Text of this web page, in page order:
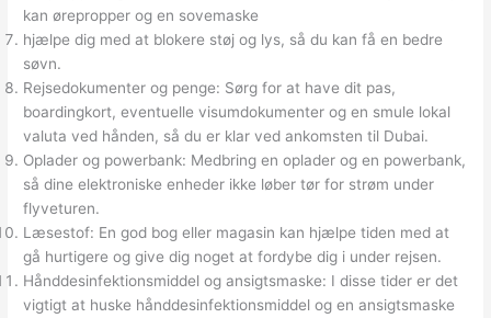
kan ørepropper og en sovemaske
hjælpe dig med at blokere støj og lys, så du kan få en bedre
søvn.
Rejsedokumenter og penge: Sørg for at have dit pas,
boardingkort, eventuelle visumdokumenter og en smule lokal
valuta ved hånden, så du er klar ved ankomsten til Dubai.
Oplader og powerbank: Medbring en oplader og en powerbank,
så dine elektroniske enheder ikke løber tør for strøm under
flyveturen.
Læsestof: En god bog eller magasin kan hjælpe tiden med at
gå hurtigere og give dig noget at fordybe dig i under rejsen.
Hånddesinfektionsmiddel og ansigtsmaske: I disse tider er det
vigtigt at huske hånddesinfektionsmiddel og en ansigtsmaske